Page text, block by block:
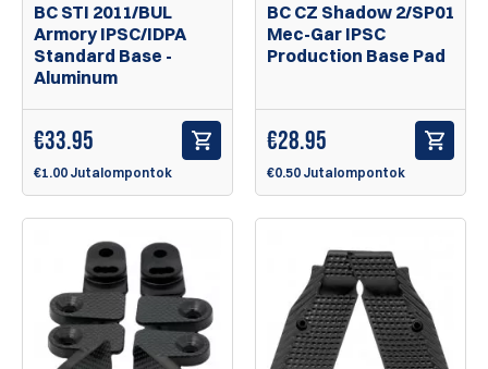
BC STI 2011/BUL
Armory IPSC/IDPA
Standard Base -
Aluminum
€33.95
€1.00 Jutalompontok
BC CZ Shadow 2/SP01
Mec-Gar IPSC
Production Base Pad
€28.95
€0.50 Jutalompontok